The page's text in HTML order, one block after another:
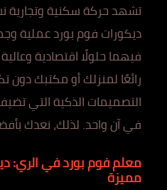
تشهد حركة سكنية وتجارية
ديكورات فوم بورد عملية
فيهما حلولًا اقتصادية
رائعًا لمنزلك أو مكتبك دون
التصميمات الذكية التي
في آن واحد. لذلك، نعدك
معلم فوم بورد في الري:
مميزة